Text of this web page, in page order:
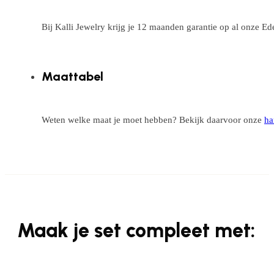
Bij Kalli Jewelry krijg je 12 maanden garantie op al onze
Maattabel
Weten welke maat je moet hebben? Bekijk daarvoor onze
Maak je set compleet met: